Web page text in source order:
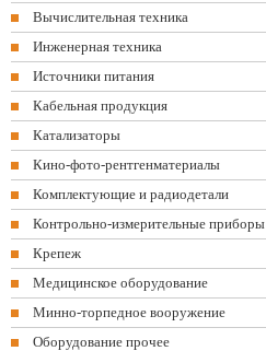
Вычислительная техника
Инженерная техника
Источники питания
Кабельная продукция
Катализаторы
Кино-фото-рентгенматериалы
Комплектующие и радиодетали
Контрольно-измерительные приборы
Крепеж
Медицинское оборудование
Минно-торпедное вооружение
Оборудование прочее